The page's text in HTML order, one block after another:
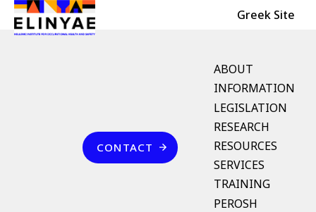
Skip to main content
Header Top Greek Site
English Menu
ABOUT
INFORMATION
LEGISLATION
RESEARCH
RESOURCES
SERVICES
TRAINING
PEROSH
Επικοινωνία
CONTACT
Breadcrumb
Αρ. Πρωτ. 17191
Φ.701.5/2003 (ΦΕΚ /--